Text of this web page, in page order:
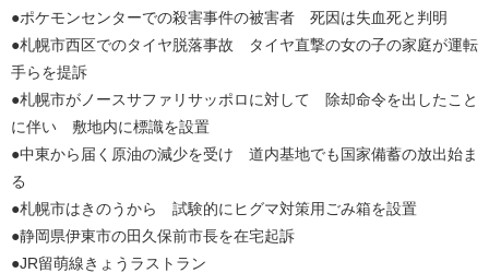
●ポケモンセンターでの殺害事件の被害者 死因は失血死と判明
●札幌市西区でのタイヤ脱落事故 タイヤ直撃の女の子の家庭が運転
手らを提訴
●札幌市がノースサファリサッポロに対して 除却命令を出したこと
に伴い 敷地内に標識を設置
●中東から届く原油の減少を受け 道内基地でも国家備蓄の放出始ま
る
●札幌市はきのうから 試験的にヒグマ対策用ごみ箱を設置
●静岡県伊東市の田久保前市長を在宅起訴
●JR留萌線きょうラストラン